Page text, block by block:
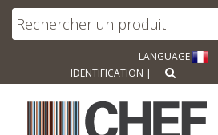
LANGUAGE
IDENTIFICATION |